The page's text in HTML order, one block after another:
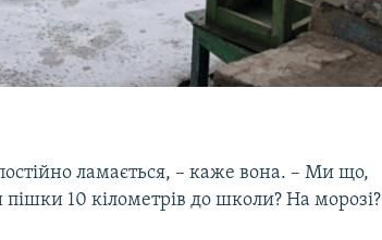
ламається, – каже вона. – Ми що,
10 кілометрів до школи? На морозі?